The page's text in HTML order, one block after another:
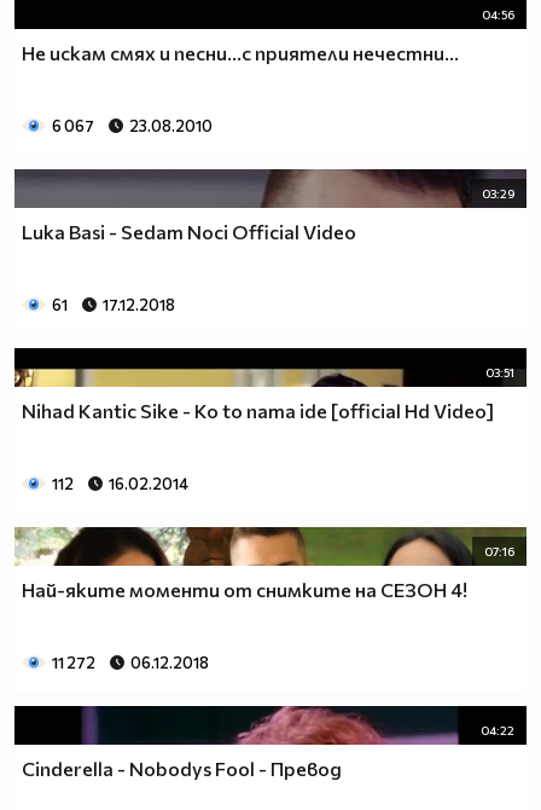
04:56
Не искам смях и песни...с приятели нечестни...
6 067 23.08.2010
03:29
Luka Basi - Sedam Noci Official Video
61 17.12.2018
03:51
Nihad Kantic Sike - Ko to nama ide [official Hd Video]
112 16.02.2014
07:16
Най-яките моменти от снимките на СЕЗОН 4!
11 272 06.12.2018
04:22
Cinderella - Nobodys Fool - Превод